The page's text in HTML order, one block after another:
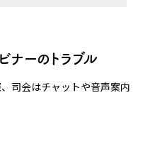
ナーのトラブル
司会はチャットや音声案内